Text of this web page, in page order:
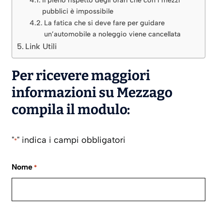
pubblici è impossibile
La fatica che si deve fare per guidare
un’automobile a noleggio viene cancellata
Link Utili
Per ricevere maggiori
informazioni su Mezzago
compila il modulo:
"*" indica i campi obbligatori
Nome *